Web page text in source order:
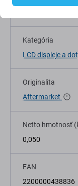
Kategória
LCD displeje a
Originalita
Aftermarket
Netto hmotnosť
0,050
EAN
2200000438836